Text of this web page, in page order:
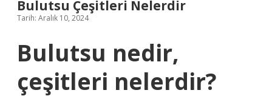
Bulutsu Çeşitleri Nelerdir
Tarih: Aralık 10, 2024
Bulutsu nedir,
çeşitleri nelerdir?